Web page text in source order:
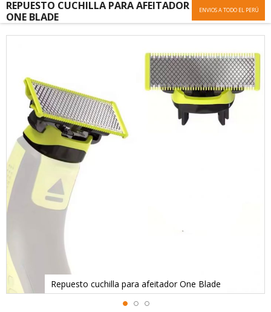
REPUESTO CUCHILLA PARA AFEITADOR
ONE BLADE
ENVIOS A TODO EL PERÚ
images
gallery
Repuesto cuchilla para afeitador One Blade